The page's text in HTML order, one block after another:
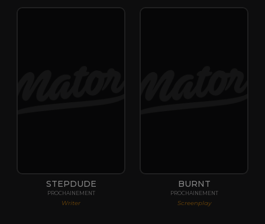
STEPDUDE
PROCHAINEMENT
Writer
BURNT
PROCHAINEMENT
Screenplay